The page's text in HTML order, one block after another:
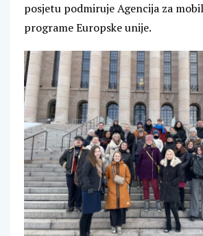
posjetu podmiruje Agencija za
programe Europske unije.